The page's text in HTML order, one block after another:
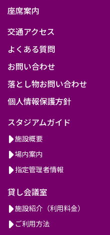
座席案内
交通アクセス
よくある質問
お問い合わせ
落とし物お問い合わせ
個人情報保護方針
スタジアムガイド
施設概要
場内案内
指定管理者情報
貸し会議室
施設紹介（利用料金）
ご利用方法